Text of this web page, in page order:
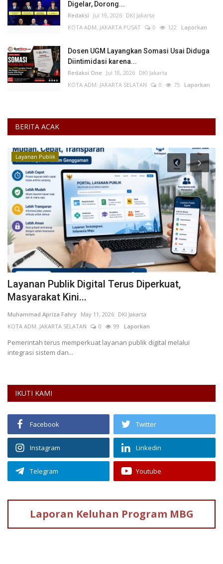
Digelar, Dorong...
Redaksi Jul 19, 2026 DKI Jakarta
KOTA ADM. JAKARTA PUSAT
0 122 Laporkan
Dosen UGM Layangkan Somasi Usai Diduga
Diintimidasi karena...
Redaksi One Jul 18, 2026 DKI Jakarta
KOTA ADM. JAKARTA SELATAN
0 75 Laporkan
BERITA ACAK
Layanan Publik
Layanan Publik Digital Terus Diperkuat,
Masyarakat Kini...
Muhammad Apriza Fahry May 11, 2026 DKI Jakarta
KOTA ADM. JAKARTA SELATAN
0 99 Laporkan
Pemerintah terus memperkuat layanan publik digital melalui
integrasi sistem dan...
IKUTI KAMI
Facebook Twitter
Instagram Linkedin
Telegram Youtube
Laporan Keluhan Program MBG